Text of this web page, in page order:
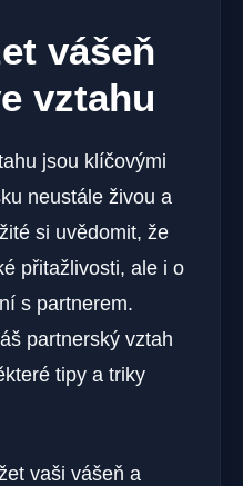
vášeň
vztahu
jsou klíčovými
neustále živou a
si uvědomit, že
přitažlivosti, ale i o
s partnerem.
partnerský vztah
​​tipy a triky
vaši vášeň a